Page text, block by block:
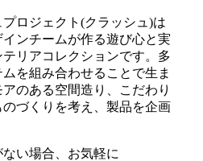
ロジェクト(クラッシュ)は
ンチームが作る遊び心と実
リアコレクションです。多
を組み合わせることで生ま
のある空間造り、こだわり
づくりを考え、製品を企画
い場合、お気軽に